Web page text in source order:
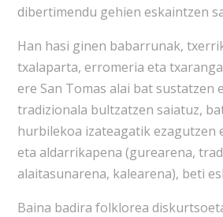
dibertimendu gehien eskaintzen
Han hasi ginen babarrunak,
txalaparta, erromeria eta
ere San Tomas alai bat sustatzen
tradizionala bultzatzen saiatuz,
hurbilekoa izateagatik ezagutzen
eta aldarrikapena (gurearena,
alaitasunarena, kalearena), beti
Baina badira folklorea